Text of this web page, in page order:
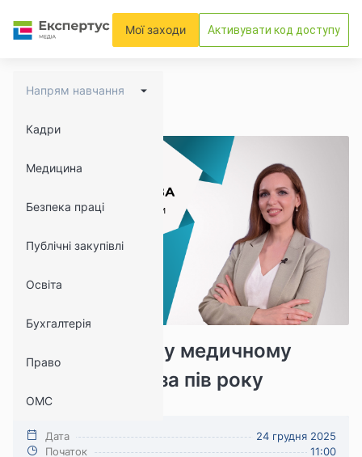
Мої заходи Активувати код доступу
Напрям навчання
Кадри
Медицина
Безпека праці
Публічні закупівлі
Освіта
Бухгалтерія
Право
ОМС
Дайджест змін у медичному
законодавстві за пів року
7541 683
Медицина
Дата
24 грудня 2025
Початок
11:00